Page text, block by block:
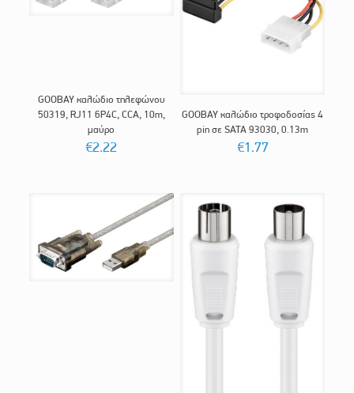
GOOBAY καλώδιο τηλεφώνου
50319, RJ11 6P4C, CCA, 10m,
μαύρο
€2.22
GOOBAY καλώδιο τροφοδοσίας 4
pin σε SATA 93030, 0.13m
€1.77